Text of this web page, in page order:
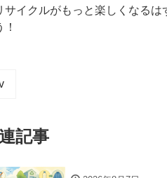
サイクルがもっと楽しくなる
記事